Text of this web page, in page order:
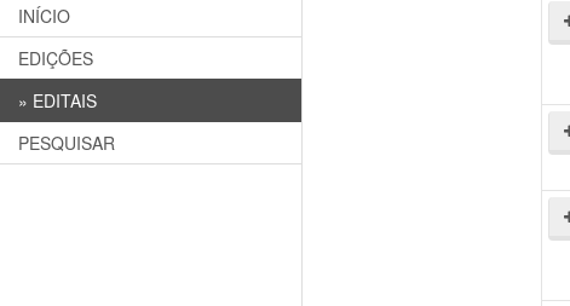
INÍCIO
EDIÇÕES
» EDITAIS
PESQUISAR